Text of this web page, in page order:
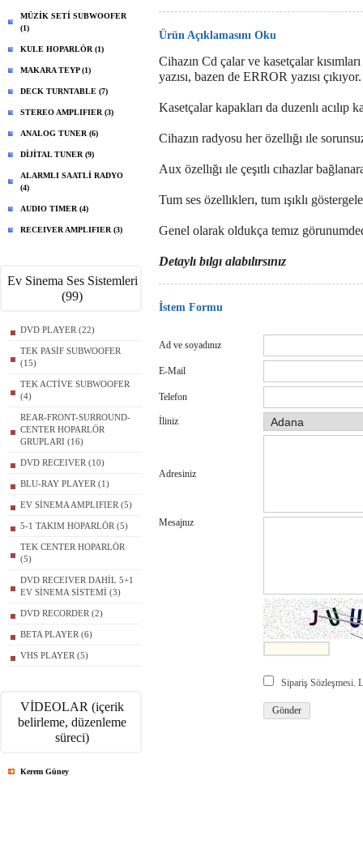
MÜZİK SETİ SUBWOOFER
(1)
KULE HOPARLÖR (1)
MAKARA TEYP (1)
DECK TURNTABLE (7)
STEREO AMPLIFIER (3)
ANALOG TUNER (6)
DİJİTAL TUNER (9)
ALARMLI SAATLİ RADYO
(4)
AUDIO TIMER (4)
RECEIVER AMPLIFIER (3)
Ev Sinema Ses Sistemleri
(99)
DVD PLAYER (22)
TEK PASİF SUBWOOFER
(15)
TEK ACTİVE SUBWOOFER
(4)
REAR-FRONT-SURROUND-
CENTER HOPARLÖR
GRUPLARI (16)
DVD RECEIVER (10)
BLU-RAY PLAYER (1)
EV SİNEMA AMPLIFIER (5)
5-1 TAKIM HOPARLÖR (5)
TEK CENTER HOPARLÖR
(5)
DVD RECEIVER DAHİL 5+1
EV SİNEMA SİSTEMİ (3)
DVD RECORDER (2)
BETA PLAYER (6)
VHS PLAYER (5)
VİDEOLAR (içerik
belirleme, düzenleme
süreci)
Kerem Güney
Ürün Açıklamasını Oku
Cihazın Cd çalar ve kasetçalar
yazısı, bazen de ERROR yazısı çıkıyor.
Kasetçalar kapakları da duzenlı acılıp
Cihazın radyosu her özellığı ıle
Aux özellığı ıle çeşıtlı cıhazlar
Tum ses özellıklerı, tum ışıklı
Genel olarak oldukça temız
Detaylı bılgı alabılırsınız
İstem Formu
Ad ve soyadınız
E-Mail
Telefon
İliniz
Adresiniz
Mesajnız
Sipariş